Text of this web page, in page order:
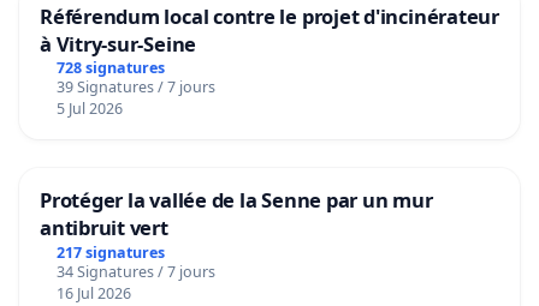
Référendum local contre le projet d'incinérateur
à Vitry-sur-Seine
728 signatures
39 Signatures / 7 jours
5 Jul 2026
Protéger la vallée de la Senne par un mur
antibruit vert
217 signatures
34 Signatures / 7 jours
16 Jul 2026